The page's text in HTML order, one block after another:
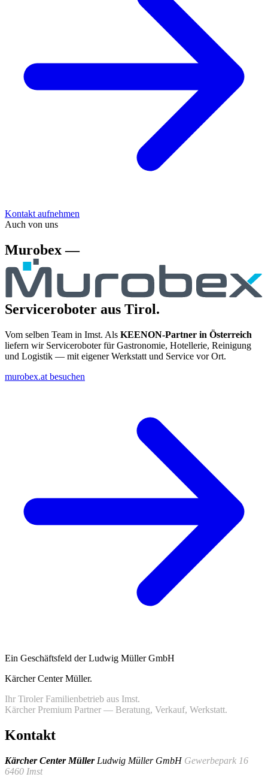
Kontakt aufnehmen
Auch von uns
Murobex —
Serviceroboter aus Tirol.
Vom selben Team in Imst. Als KEENON-Partner in Österreich
liefern wir Serviceroboter für Gastronomie, Hotellerie, Reinigung
und Logistik — mit eigener Werkstatt und Service vor Ort.
murobex.at besuchen
Ein Geschäftsfeld der Ludwig Müller GmbH
Kärcher Center Müller.
Ihr Tiroler Familienbetrieb aus Imst.
Kärcher Premium Partner — Beratung, Verkauf, Werkstatt.
Kontakt
Kärcher Center Müller Ludwig Müller GmbH Gewerbepark 16
6460 Imst